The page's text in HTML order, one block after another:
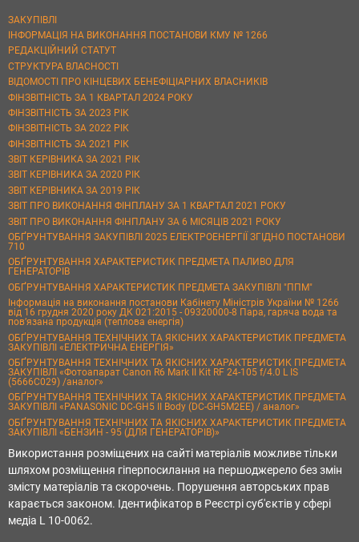
ЗАКУПІВЛІ
ІНФОРМАЦІЯ НА ВИКОНАННЯ ПОСТАНОВИ КМУ № 1266
РЕДАКЦІЙНИЙ СТАТУТ
СТРУКТУРА ВЛАСНОСТІ
ВІДОМОСТІ ПРО КІНЦЕВИХ БЕНЕФІЦІАРНИХ ВЛАСНИКІВ
ФІНЗВІТНІСТЬ ЗА 1 КВАРТАЛ 2024 РОКУ
ФІНЗВІТНІСТЬ ЗА 2023 РІК
ФІНЗВІТНІСТЬ ЗА 2022 РІК
ФІНЗВІТНІСТЬ ЗА 2021 РІК
ЗВІТ КЕРІВНИКА ЗА 2021 РІК
ЗВІТ КЕРІВНИКА ЗА 2020 РІК
ЗВІТ КЕРІВНИКА ЗА 2019 РІК
ЗВІТ ПРО ВИКОНАННЯ ФІНПЛАНУ ЗА 1 КВАРТАЛ 2021 РОКУ
ЗВІТ ПРО ВИКОНАННЯ ФІНПЛАНУ ЗА 6 МІСЯЦІВ 2021 РОКУ
ОБҐРУНТУВАННЯ ЗАКУПІВЛІ 2025 ЕЛЕКТРОЕНЕРГІЇ ЗГІДНО ПОСТАНОВИ
710
ОБҐРУНТУВАННЯ ХАРАКТЕРИСТИК ПРЕДМЕТА ПАЛИВО ДЛЯ
ГЕНЕРАТОРІВ
ОБҐРУНТУВАННЯ ХАРАКТЕРИСТИК ПРЕДМЕТА ЗАКУПІВЛІ "ППМ"
Інформація на виконання постанови Кабінету Міністрів України № 1266
від 16 грудня 2020 року ДК 021:2015 - 09320000-8 Пара, гаряча вода та
пов’язана продукція (теплова енергія)
ОБҐРУНТУВАННЯ ТЕХНІЧНИХ ТА ЯКІСНИХ ХАРАКТЕРИСТИК ПРЕДМЕТА
ЗАКУПІВЛІ «ЕЛЕКТРИЧНА ЕНЕРГІЯ»
ОБҐРУНТУВАННЯ ТЕХНІЧНИХ ТА ЯКІСНИХ ХАРАКТЕРИСТИК ПРЕДМЕТА
ЗАКУПІВЛІ «Фотоапарат Canon R6 Mark II Kit RF 24-105 f/4.0 L IS
(5666C029) /аналог»
ОБҐРУНТУВАННЯ ТЕХНІЧНИХ ТА ЯКІСНИХ ХАРАКТЕРИСТИК ПРЕДМЕТА
ЗАКУПІВЛІ «PANASONIC DC-GH5 II Body (DC-GH5M2EE) / аналог»
ОБҐРУНТУВАННЯ ТЕХНІЧНИХ ТА ЯКІСНИХ ХАРАКТЕРИСТИК ПРЕДМЕТА
ЗАКУПІВЛІ «БЕНЗИН - 95 (ДЛЯ ГЕНЕРАТОРІВ)»
Використання розміщених на сайті матеріалів можливе тільки
шляхом розміщення гіперпосилання на першоджерело без змін
змісту матеріалів та скорочень. Порушення авторських прав
карається законом. Ідентифікатор в Реєстрі суб'єктів у сфері
медіа L 10-0062.